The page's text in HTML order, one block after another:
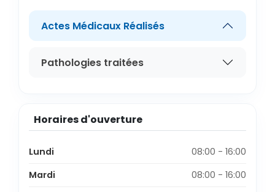
Actes Médicaux Réalisés
Pathologies traitées
Horaires d'ouverture
Lundi
08:00 - 16:00
Mardi
08:00 - 16:00